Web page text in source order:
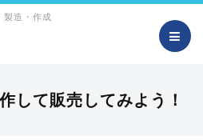
製造・作成
して販売してみよう！